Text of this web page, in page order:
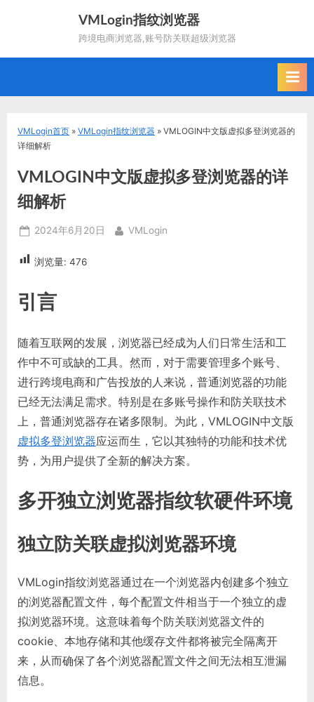
VMLogin指纹浏览器
跨境电商浏览器,账号防关联超级浏览器
VMLogin首页 » VMLogin指纹浏览器 » VMLOGIN中文版虚拟多登浏览器的
详细解析
VMLOGIN中文版虚拟多登浏览器的详
细解析
Posted
2024年6月20日 By
VMLogin
浏览量: 476
引言
随着互联网的发展，浏览器已经成为人们日常生活和工
作中不可或缺的工具。然而，对于需要管理多个账号、
进行跨境电商和广告投放的人来说，普通浏览器的功能
已经无法满足需求。特别是在多账号操作和防关联技术
上，普通浏览器存在诸多限制。为此，VMLOGIN中文版
虚拟多登浏览器应运而生，它以其独特的功能和技术优
势，为用户提供了全新的解决方案。
多开独立浏览器指纹软硬件环境
独立防关联虚拟浏览器环境
VMLogin指纹浏览器通过在一个浏览器内创建多个独立
的浏览器配置文件，每个配置文件相当于一个独立的虚
拟浏览器环境。这意味着每个防关联浏览器文件的
cookie、本地存储和其他缓存文件都将被完全隔离开
来，从而确保了各个浏览器配置文件之间无法相互泄漏
信息。